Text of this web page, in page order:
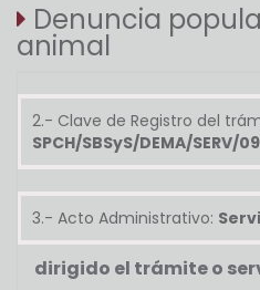
Denuncia
animal
2.- Clave de Registro del
SPCH/SBSyS/DEMA/SERV/09
3.- Acto Administrativo:
dirigido el trámite o